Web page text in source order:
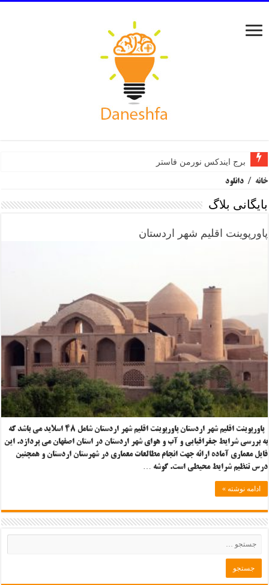
برج ایندکس نورمن فاستر
خانه / دانلود
بایگانی بلاگ
پاورپوینت اقلیم شهر اردستان
پاورپوینت اقلیم شهر اردستان پاورپوینت اقلیم شهر اردستان شامل ۴۸ اسلاید می باشد که
به بررسی شرایط جغرافیایی و آب و هوای شهر اردستان در استان اصفهان می پردازد. این
فایل معماری آماده ارائه جهت انجام مطالعات معماری در شهرستان اردستان و همچنین
درس تنظیم شرایط محیطی است. گوشه …
ادامه نوشته »